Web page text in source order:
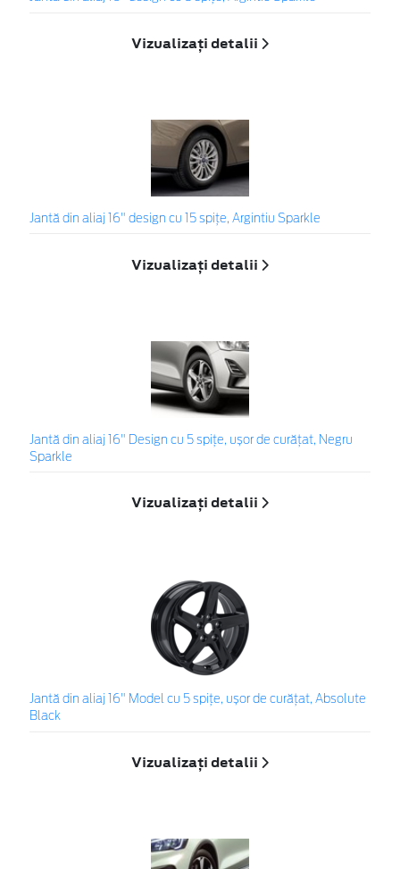
Vizualizați detalii
Jantă din aliaj 16" design cu 15 spițe, Argintiu Sparkle
Vizualizați detalii
Jantă din aliaj 16" Design cu 5 spițe, ușor de curățat, Negru
Sparkle
Vizualizați detalii
Jantă din aliaj 16" Model cu 5 spițe, ușor de curățat, Absolute
Black
Vizualizați detalii